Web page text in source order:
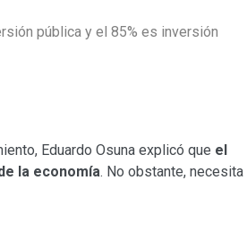
pública y el 85% es inversión
Eduardo Osuna explicó que el
la economía. No obstante, necesita